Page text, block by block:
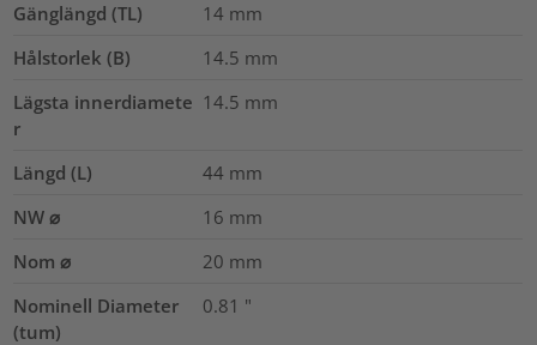
Gänglängd (TL) 14 mm
Hålstorlek (B)
14.5 mm
Lägsta innerdiamete
r
14.5 mm
Längd (L) 44 mm
NW ⌀
16 mm
Nom ⌀
20 mm
Nominell Diameter
(tum)
0.81 "